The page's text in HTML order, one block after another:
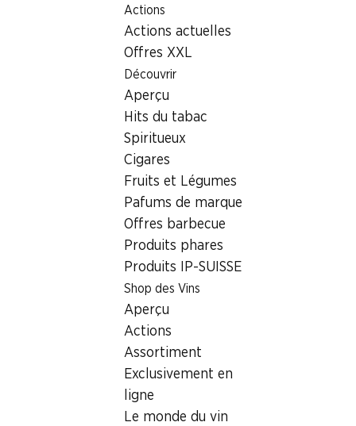
Actions
Actions actuelles
Offres XXL
Découvrir
Aperçu
Hits du tabac
Spiritueux
Cigares
Fruits et Légumes
Pafums de marque
Offres barbecue
Produits phares
Produits IP-SUISSE
Shop des Vins
Aperçu
Actions
Assortiment
Exclusivement en
ligne
Le monde du vin
Localisateur de succursales
Succursale Denner Talackerstrasse 62, 3604 Thun
3604 Thun, Einkaufszentrum
Succursale Denner
Talackerstrasse 62, 3604 Thun
Voir l’itinéraire
Heures d'ouverture